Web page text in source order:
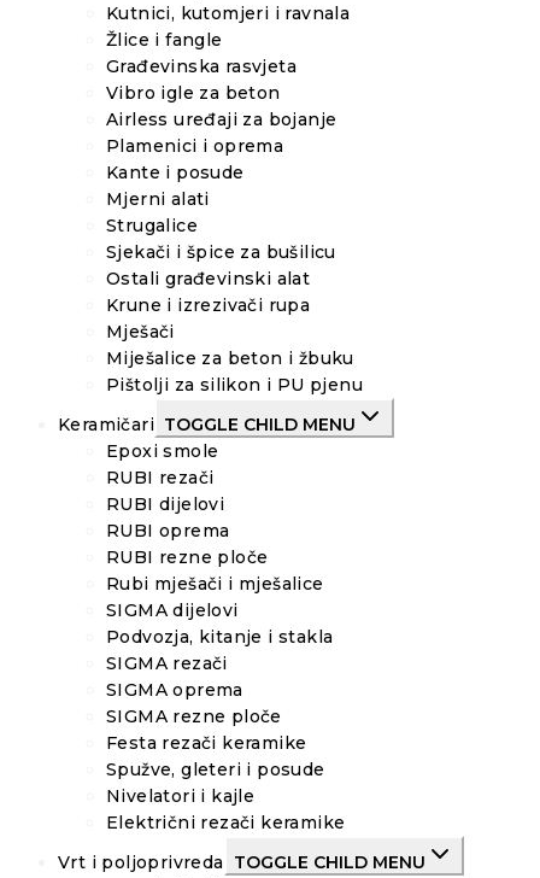
Kutnici, kutomjeri i ravnala
Žlice i fangle
Građevinska rasvjeta
Vibro igle za beton
Airless uređaji za bojanje
Plamenici i oprema
Kante i posude
Mjerni alati
Strugalice
Sjekači i špice za bušilicu
Ostali građevinski alat
Krune i izrezivači rupa
Mješači
Miješalice za beton i žbuku
Pištolji za silikon i PU pjenu
Keramičari TOGGLE CHILD MENU
Epoxi smole
RUBI rezači
RUBI dijelovi
RUBI oprema
RUBI rezne ploče
Rubi mješači i mješalice
SIGMA dijelovi
Podvozja, kitanje i stakla
SIGMA rezači
SIGMA oprema
SIGMA rezne ploče
Festa rezači keramike
Spužve, gleteri i posude
Nivelatori i kajle
Električni rezači keramike
Vrt i poljoprivreda
TOGGLE CHILD MENU